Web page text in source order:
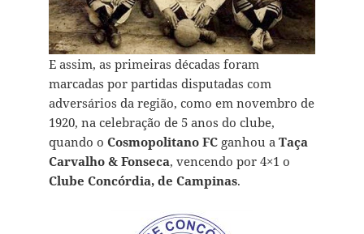
E assim, as primeiras décadas foram
marcadas por partidas disputadas com
adversários da região, como em novembro de
1920, na celebração de 5 anos do clube,
quando o Cosmopolitano FCganhou a Taça
Carvalho & Fonseca, vencendo por 4×1 o
Clube Concórdia, de Campinas.